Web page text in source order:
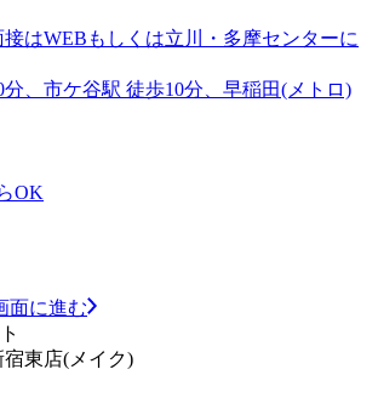
はWEBもしくは立川・多摩センターに
、市ケ谷駅 徒歩10分、早稲田(メトロ)
OK
面に進む
東店(メイク)